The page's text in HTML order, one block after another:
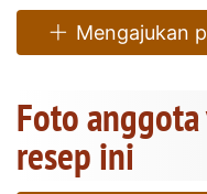
Mengajukan
Foto
resep ini